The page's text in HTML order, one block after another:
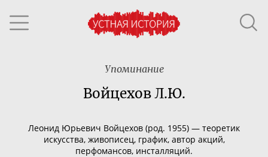
Упоминание
Войцехов Л.Ю.
Леонид Юрьевич Войцехов (род. 1955) — теоретик
искусства, живописец, график, автор акций,
перфомансов, инсталляций.